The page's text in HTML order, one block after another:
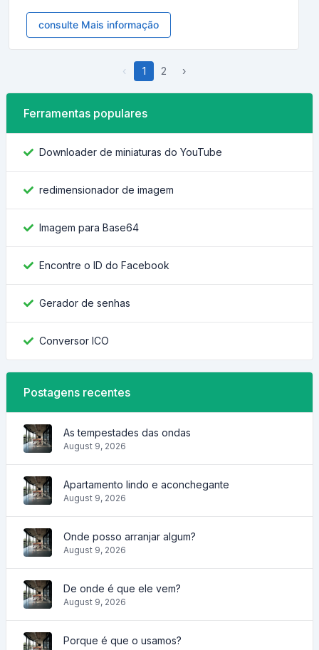
consulte Mais informação
‹ 1 2 ›
Ferramentas populares
Downloader de miniaturas do YouTube
redimensionador de imagem
Imagem para Base64
Encontre o ID do Facebook
Gerador de senhas
Conversor ICO
Postagens recentes
As tempestades das ondas
August 9, 2026
Apartamento lindo e aconchegante
August 9, 2026
Onde posso arranjar algum?
August 9, 2026
De onde é que ele vem?
August 9, 2026
Porque é que o usamos?